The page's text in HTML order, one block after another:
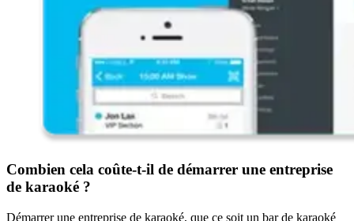
Combien cela coûte-t-il de démarrer une entreprise
de karaoké ?
Démarrer une entreprise de karaoké, que ce soit un bar de karaoké